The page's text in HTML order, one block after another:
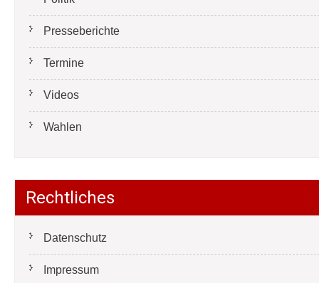
Presseberichte
Termine
Videos
Wahlen
Rechtliches
Datenschutz
Impressum